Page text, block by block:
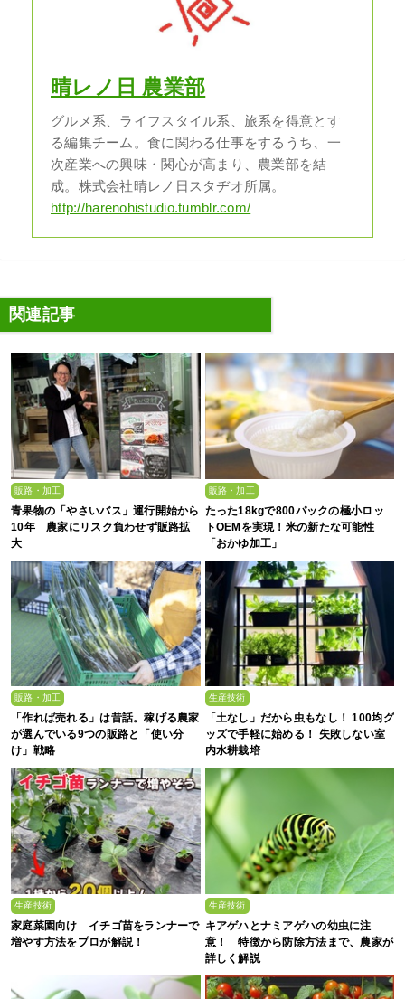
晴レノ日 農業部
グルメ系、ライフスタイル系、旅系を得意とす
る編集チーム。食に関わる仕事をするうち、一
次産業への興味・関心が高まり、農業部を結
成。株式会社晴レノ日スタヂオ所属。
http://harenohistudio.tumblr.com/
関連記事
販路・加工
青果物の「やさいバス」運行開始から
10年 農家にリスク負わせず販路拡
大
販路・加工
たった18kgで800パックの極小ロッ
トOEMを実現！米の新たな可能性
「おかゆ加工」
販路・加工
「作れば売れる」は昔話。稼げる農家
が選んでいる9つの販路と「使い分
け」戦略
生産技術
「土なし」だから虫もなし！ 100均グ
ッズで手軽に始める！ 失敗しない室
内水耕栽培
生産技術
家庭菜園向け イチゴ苗をランナーで
増やす方法をプロが解説！
生産技術
キアゲハとナミアゲハの幼虫に注
意！ 特徴から防除方法まで、農家が
詳しく解説